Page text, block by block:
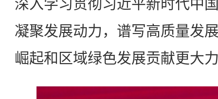
深入学习贯彻习近平新时代中
凝聚发展动力，谱写高质量发
崛起和区域绿色发展贡献更大